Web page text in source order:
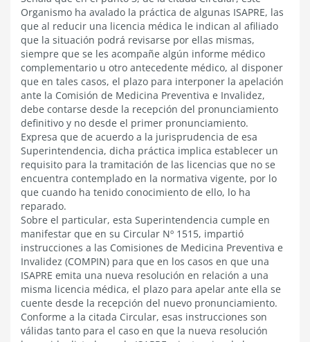
Organismo ha avalado la práctica de algunas ISAPRE, las
que al reducir una licencia médica le indican al afiliado
que la situación podrá revisarse por ellas mismas,
siempre que se les acompañe algún informe médico
complementario u otro antecedente médico, al disponer
que en tales casos, el plazo para interponer la apelación
ante la Comisión de Medicina Preventiva e Invalidez,
debe contarse desde la recepción del pronunciamiento
definitivo y no desde el primer pronunciamiento.
Expresa que de acuerdo a la jurisprudencia de esa
Superintendencia, dicha práctica implica establecer un
requisito para la tramitación de las licencias que no se
encuentra contemplado en la normativa vigente, por lo
que cuando ha tenido conocimiento de ello, lo ha
reparado.
Sobre el particular, esta Superintendencia cumple en
manifestar que en su Circular Nº 1515, impartió
instrucciones a las Comisiones de Medicina Preventiva e
Invalidez (COMPIN) para que en los casos en que una
ISAPRE emita una nueva resolución en relación a una
misma licencia médica, el plazo para apelar ante ella se
cuente desde la recepción del nuevo pronunciamiento.
Conforme a la citada Circular, esas instrucciones son
válidas tanto para el caso en que la nueva resolución